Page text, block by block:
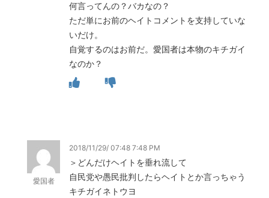
何言ってんの？バカなの？
ただ単にお前のヘイトコメントを支持していな
いだけ。
自覚するのはお前だ。愛国者は本物のキチガイ
なのか？
愛国者
2018/11/29/ 07:48 7:48 PM
＞どんだけヘイトを垂れ流して
自民党や愚民批判したらヘイトとか言っちゃう
キチガイネトウヨ